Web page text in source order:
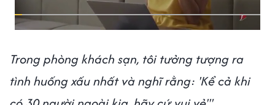
Trong phòng khách sạn, tôi tưởng tượng ra
tình huống xấu nhất và nghĩ rằng: 'Kể cả khi